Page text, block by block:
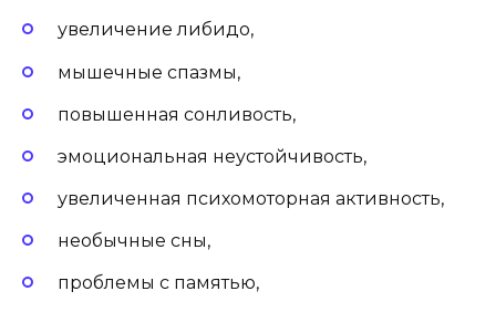
увеличение либидо,
мышечные спазмы,
повышенная сонливость,
эмоциональная неустойчивость,
увеличенная психомоторная активность,
необычные сны,
проблемы с памятью,